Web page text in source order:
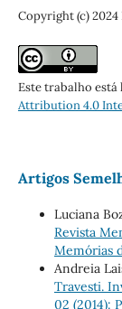
Copyright (c)
Este trabalho
Attribution 4.0
Artigos
Luciana
Revista
Memórias
Andreia
Travesti.
02 (2014):